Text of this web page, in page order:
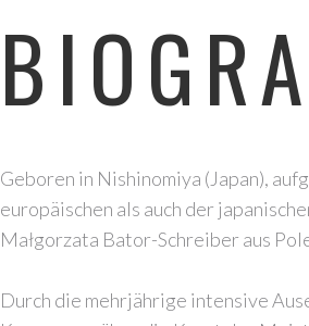
Geboren in Nishinomiya (Japan),
europäischen als auch der
Małgorzata Bator-Schreiber aus
Durch die mehrjährige intensive